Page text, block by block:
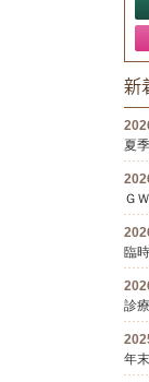
新
夏
Ｇ
臨
診
年